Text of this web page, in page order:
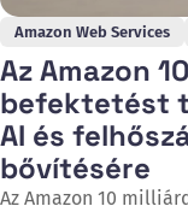
Amazon Web Services
Az Amazon
befektetést
AI és
bővítésére
Az Amazon 10